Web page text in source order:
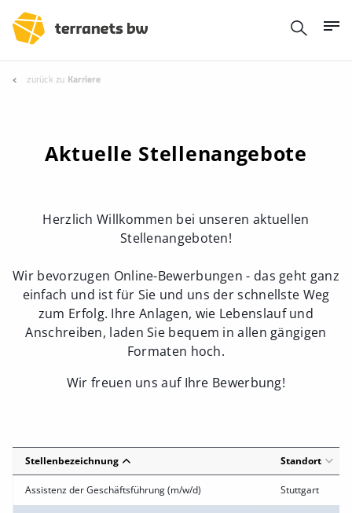
zurück zu Karriere
Aktuelle Stellenangebote
Herzlich Willkommen bei unseren aktuellen
Stellenangeboten!
Wir bevorzugen Online-Bewerbungen - das geht ganz
einfach und ist für Sie und uns der schnellste Weg
zum Erfolg. Ihre Anlagen, wie Lebenslauf und
Anschreiben, laden Sie bequem in allen gängigen
Formaten hoch.
Wir freuen uns auf Ihre Bewerbung!
Stellenbezeichnung Standort
Assistenz der Geschäftsführung (m/w/d) Stuttgart